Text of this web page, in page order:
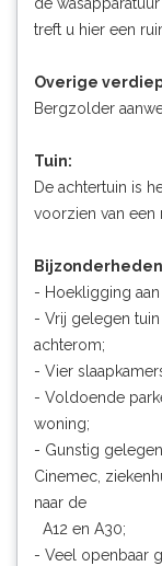
de
treft u hier een
Overige
Bergzolder
Tuin:
De achtertuin is
voorzien van
- Hoekligging
- Vrij gelegen
achterom;
- Vier
- Voldoende
woning;
- Gunstig
Cinemec,
naar de
A12 en A30;
- Veel openbaar